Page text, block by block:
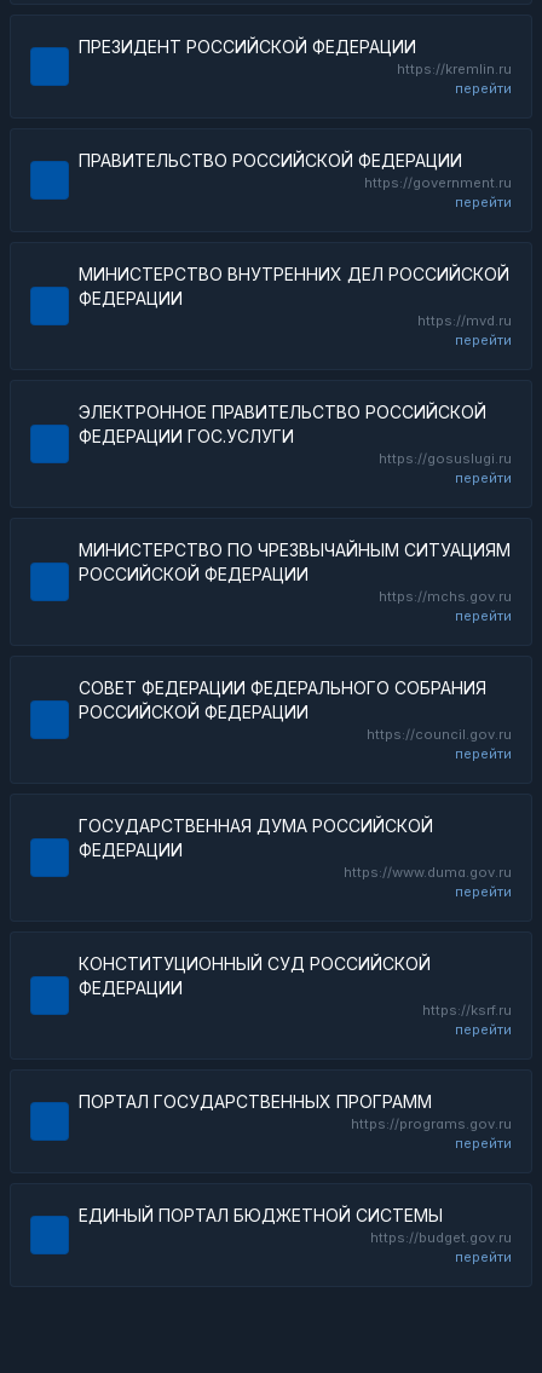
ПРЕЗИДЕНТ РОССИЙСКОЙ ФЕДЕРАЦИИ
https://kremlin.ru
перейти
ПРАВИТЕЛЬСТВО РОССИЙСКОЙ ФЕДЕРАЦИИ
https://government.ru
перейти
МИНИСТЕРСТВО ВНУТРЕННИХ ДЕЛ РОССИЙСКОЙ
ФЕДЕРАЦИИ
https://mvd.ru
перейти
ЭЛЕКТРОННОЕ ПРАВИТЕЛЬСТВО РОССИЙСКОЙ
ФЕДЕРАЦИИ ГОС.УСЛУГИ
https://gosuslugi.ru
перейти
МИНИСТЕРСТВО ПО ЧРЕЗВЫЧАЙНЫМ СИТУАЦИЯМ
РОССИЙСКОЙ ФЕДЕРАЦИИ
https://mchs.gov.ru
перейти
СОВЕТ ФЕДЕРАЦИИ ФЕДЕРАЛЬНОГО СОБРАНИЯ
РОССИЙСКОЙ ФЕДЕРАЦИИ
https://council.gov.ru
перейти
ГОСУДАРСТВЕННАЯ ДУМА РОССИЙСКОЙ
ФЕДЕРАЦИИ
https://www.duma.gov.ru
перейти
КОНСТИТУЦИОННЫЙ СУД РОССИЙСКОЙ
ФЕДЕРАЦИИ
https://ksrf.ru
перейти
ПОРТАЛ ГОСУДАРСТВЕННЫХ ПРОГРАММ
https://programs.gov.ru
перейти
ЕДИНЫЙ ПОРТАЛ БЮДЖЕТНОЙ СИСТЕМЫ
https://budget.gov.ru
перейти